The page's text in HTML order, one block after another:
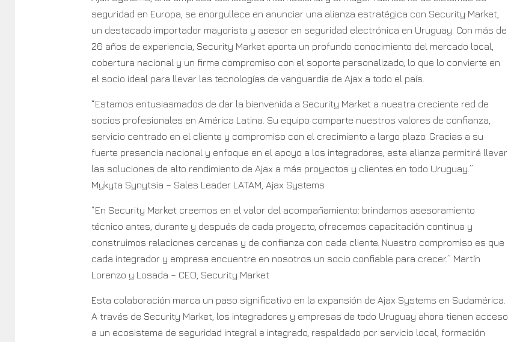
seguridad en Europa, se enorgullece en anunciar una alianza estratégica con Security Market,
un destacado importador mayorista y asesor en seguridad electrónica en Uruguay. Con más de
26 años de experiencia, Security Market aporta un profundo conocimiento del mercado local,
cobertura nacional y un firme compromiso con el soporte personalizado, lo que lo convierte en
el socio ideal para llevar las tecnologías de vanguardia de Ajax a todo el país.
“Estamos entusiasmados de dar la bienvenida a Security Market a nuestra creciente red de
socios profesionales en América Latina. Su equipo comparte nuestros valores de confianza,
servicio centrado en el cliente y compromiso con el crecimiento a largo plazo. Gracias a su
fuerte presencia nacional y enfoque en el apoyo a los integradores, esta alianza permitirá llevar
las soluciones de alto rendimiento de Ajax a más proyectos y clientes en todo Uruguay.”
Mykyta Synytsia – Sales Leader LATAM, Ajax Systems
“En Security Market creemos en el valor del acompañamiento: brindamos asesoramiento
técnico antes, durante y después de cada proyecto, ofrecemos capacitación continua y
construimos relaciones cercanas y de confianza con cada cliente. Nuestro compromiso es que
cada integrador y empresa encuentre en nosotros un socio confiable para crecer.” Martín
Lorenzo y Losada – CEO, Security Market
Esta colaboración marca un paso significativo en la expansión de Ajax Systems en Sudamérica.
A través de Security Market, los integradores y empresas de todo Uruguay ahora tienen acceso
a un ecosistema de seguridad integral e integrado, respaldado por servicio local, formación